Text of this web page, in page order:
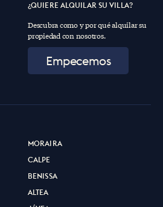
¿QUIERE ALQUILAR SU VILLA?
Descubra como y por qué alquilar su
propiedad con nosotros.
Empecemos
MORAIRA
CALPE
BENISSA
ALTEA